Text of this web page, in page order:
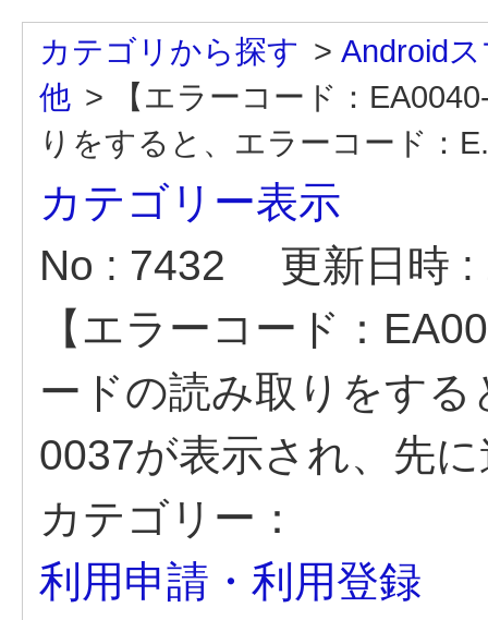
カテゴリから探す > Android
他 >
【エラーコード：
りをすると、エラーコード：
カテゴリー表示
No : 7432
更新日時
【エラーコード：
ードの読み取りをす
0037が表示され、先
カテゴリー：
利用申請・利用登録